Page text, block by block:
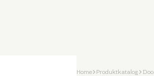
Home Produktkatalog